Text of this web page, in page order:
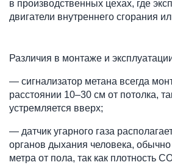
в производственных цехах, где
двигатели внутреннего сгорания
Различия в монтаже и
— сигнализатор метана всегда
расстоянии 10–30 см от потолка,
устремляется вверх;
— датчик угарного газа
органов дыхания человека,
метра от пола, так как плотность